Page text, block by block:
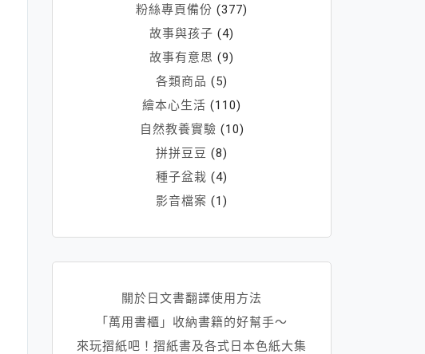
粉絲專頁備份 (377)
故事與孩子 (4)
故事有意思 (9)
各類商品 (5)
繪本心生活 (110)
自然教養實驗 (10)
拼拼豆豆 (8)
種子盆栽 (4)
影音檔案 (1)
關於日文書翻譯使用方法
「萬用書櫃」收納書籍的好幫手～
來玩摺紙吧！摺紙書及各式日本色紙大集